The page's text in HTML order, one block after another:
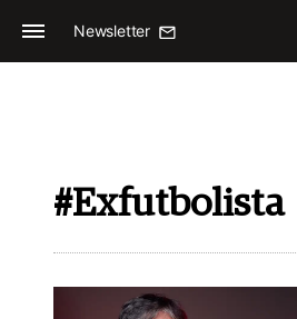
Newsletter
#Exfutbolista